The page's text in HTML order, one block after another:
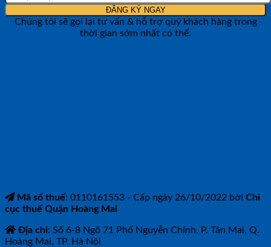
Chúng tôi sẽ gọi lại tư vấn & hỗ trợ quý khách hàng trong
thời gian sớm nhất có thể.
Mã số thuế: 0110161553 - Cấp ngày 26/10/2022 bởi Chi
cục thuế Quận Hoàng Mai
Địa chỉ: Số 6-8 Ngõ 71 Phố Nguyễn Chính, P. Tân Mai, Q.
Hoàng Mai, TP. Hà Nội